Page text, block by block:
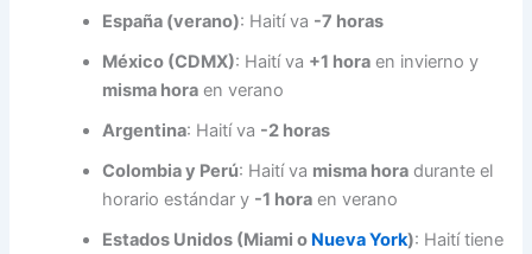
España (verano): Haití va -7 horas
México (CDMX): Haití va +1 hora en invierno y
misma hora en verano
Argentina: Haití va -2 horas
Colombia y Perú: Haití va misma hora durante el
horario estándar y -1 hora en verano
Estados Unidos (Miami o Nueva York): Haití tiene